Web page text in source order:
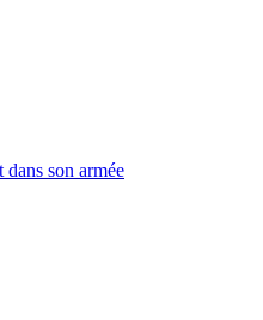
son armée